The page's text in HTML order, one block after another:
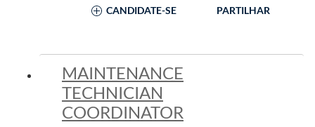
CANDIDATE-SE PARTILHAR
MAINTENANCE
TECHNICIAN
COORDINATOR